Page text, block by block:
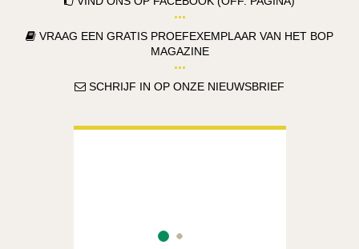
VRAAG EEN GRATIS PROEFEXEMPLAAR VAN HET BOP
MAGAZINE
SCHRIJF IN OP ONZE NIEUWSBRIEF